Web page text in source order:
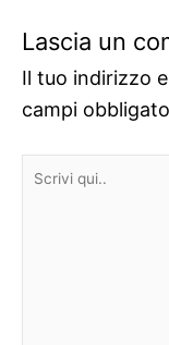
Lascia un
Il tuo indirizzo
campi
Scrivi